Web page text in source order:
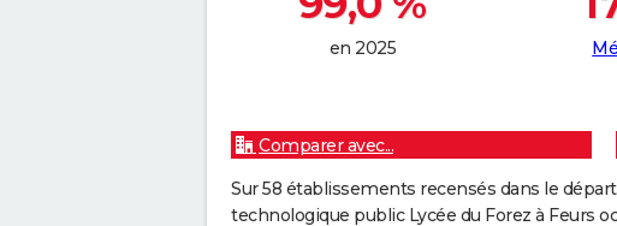
en 2025
Comparer avec...
Sur 58 établissements recensés dans le
technologique public Lycée du Forez à Feurs